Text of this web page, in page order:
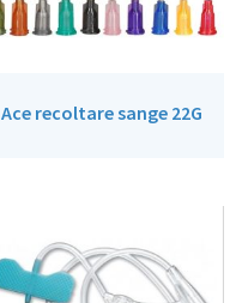
Ace recoltare sange 22G